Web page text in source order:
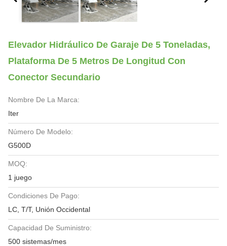
Elevador Hidráulico De Garaje De 5 Toneladas,
Plataforma De 5 Metros De Longitud Con
Conector Secundario
Nombre De La Marca:
Iter
Número De Modelo:
G500D
MOQ:
1 juego
Condiciones De Pago:
LC, T/T, Unión Occidental
Capacidad De Suministro:
500 sistemas/mes